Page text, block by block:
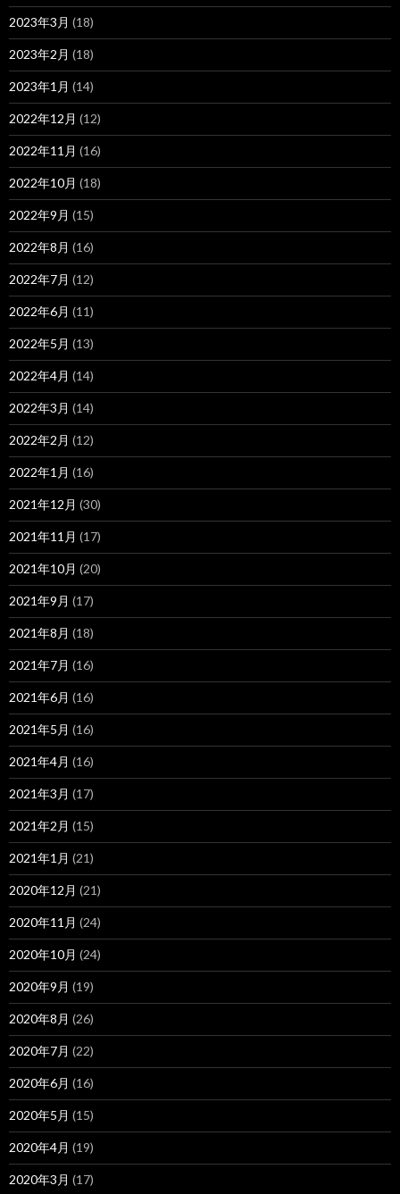
2023年3月 (18)
2023年2月 (18)
2023年1月 (14)
2022年12月 (12)
2022年11月 (16)
2022年10月 (18)
2022年9月 (15)
2022年8月 (16)
2022年7月 (12)
2022年6月 (11)
2022年5月 (13)
2022年4月 (14)
2022年3月 (14)
2022年2月 (12)
2022年1月 (16)
2021年12月 (30)
2021年11月 (17)
2021年10月 (20)
2021年9月 (17)
2021年8月 (18)
2021年7月 (16)
2021年6月 (16)
2021年5月 (16)
2021年4月 (16)
2021年3月 (17)
2021年2月 (15)
2021年1月 (21)
2020年12月 (21)
2020年11月 (24)
2020年10月 (24)
2020年9月 (19)
2020年8月 (26)
2020年7月 (22)
2020年6月 (16)
2020年5月 (15)
2020年4月 (19)
2020年3月 (17)